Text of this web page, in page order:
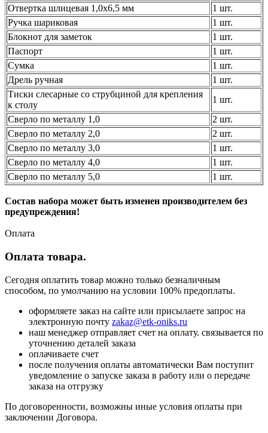
Отвертка шлицевая 1,0х6,5 мм
1 шт.
Ручка шариковая
1 шт.
Блокнот для заметок
1 шт.
Паспорт
1 шт.
Сумка
1 шт.
Дрель ручная
1 шт.
Тиски слесарные со струбциной для крепления
к столу
1 шт.
Сверло по металлу 1,0
2 шт.
Сверло по металлу 2,0
2 шт.
Сверло по металлу 3,0
1 шт.
Сверло по металлу 4,0
1 шт.
Сверло по металлу 5,0
1 шт.
Состав набора может быть изменен производителем без
предупреждения!
Оплата
Оплата товара.
Сегодня оплатить товар можно только безналичным
способом, по умолчанию на условии 100% предоплаты.
оформляете заказ на сайте или присылаете запрос на
электронную почту zakaz@etk-oniks.ru
наш менеджер отправляет счет на оплату. связывается по
уточнению деталей заказа
оплачиваете счет
после получения оплаты автоматически Вам поступит
уведомление о запуске заказа в работу или о передаче
заказа на отгрузку
По договоренности, возможны иные условия оплаты при
заключении Договора.